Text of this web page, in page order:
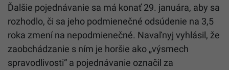
Ďalšie pojednávanie sa má konať 29. januára, aby sa
rozhodlo, či sa jeho podmienečné odsúdenie na 3,5
roka zmení na nepodmienečné. Navaľnyj vyhlásil, že
zaobchádzanie s ním je horšie ako „výsmech
spravodlivosti“ a pojednávanie označil za